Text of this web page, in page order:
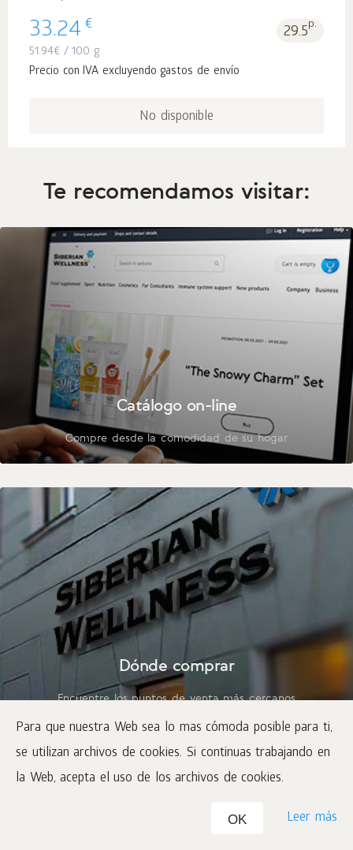
Para que nuestra Web sea lo mas cómoda posible para ti,
se utilizan archivos de cookies. Si continuas trabajando en
la Web, acepta el uso de los archivos de cookies.
OK Leer más
33.24 € 29.5p.
51.94€ / 100 g
Precio con IVA excluyendo gastos de envío
No disponible
Te recomendamos visitar:
Catálogo on-line
Compre desde la comodidad de su hogar
Dónde comprar
Encuentre los puntos de venta más cercanos